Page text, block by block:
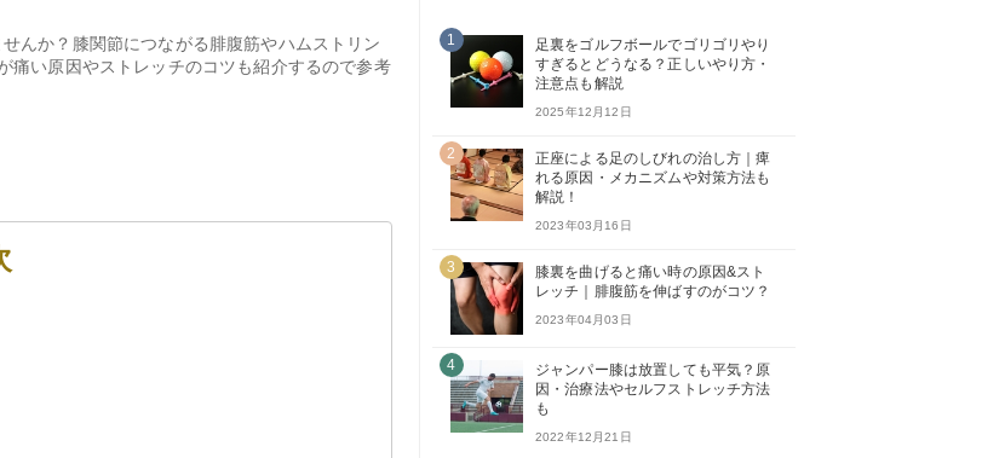
んか？膝関節につながる腓腹筋やハムストリン
痛い原因やストレッチのコツも紹介するので参考
1
足裏をゴルフボールでゴリゴリやり
すぎるとどうなる？正しいやり方・
注意点も解説
2025年12月12日
2
正座による足のしびれの治し方｜痺
れる原因・メカニズムや対策方法も
解説！
2023年03月16日
3
膝裏を曲げると痛い時の原因&スト
レッチ｜腓腹筋を伸ばすのがコツ？
2023年04月03日
4
ジャンパー膝は放置しても平気？原
因・治療法やセルフストレッチ方法
も
2022年12月21日